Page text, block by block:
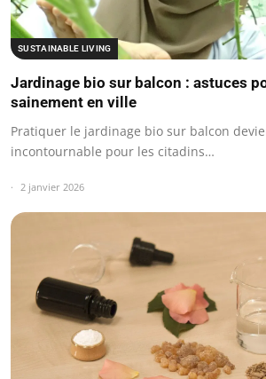
SUSTAINABLE LIVING
Jardinage bio sur balcon : astuces
sainement en ville
Pratiquer le jardinage bio sur balcon
incontournable pour les citadins…
2 janvier 2026